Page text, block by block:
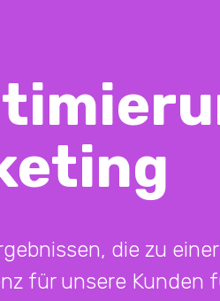
die zu
für unsere Kunden